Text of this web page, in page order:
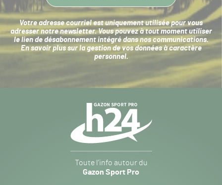
Votre adresse courriel est uniquement utilisée pour vous
adresser notre newsletter. Vous pouvez à tout moment utiliser
le lien de désabonnement intégré dans nos communications.
En savoir plus sur la gestion de vos données à caractère
personnel.
Sport
Pro
Toute l’info autour du
Gazon Sport Pro